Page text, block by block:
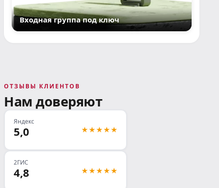
Входная группа под ключ
ОТЗЫВЫ КЛИЕНТОВ
Нам доверяют
Яндекс
5,0 ★★★★★
2ГИС
4,8 ★★★★★